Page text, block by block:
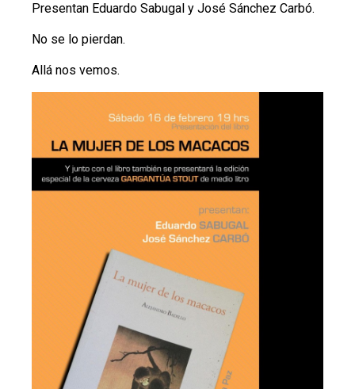
Presentan Eduardo Sabugal y José Sánchez Carbó.
No se lo pierdan.
Allá nos vemos.